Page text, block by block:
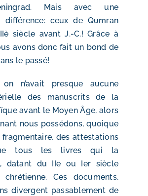
Mais avec une
ceux de Qumran
siècle avant J.-C.! Grâce à
avons donc fait un bond de
le passé!
on n’avait presque aucune
des manuscrits de la
avant le Moyen Âge, alors
nous possédons, quoique
fragmentaire, des attestations
tous les livres qui la
datant du IIe ou Ier siècle
chrétienne. Ces documents,
divergent passablement de